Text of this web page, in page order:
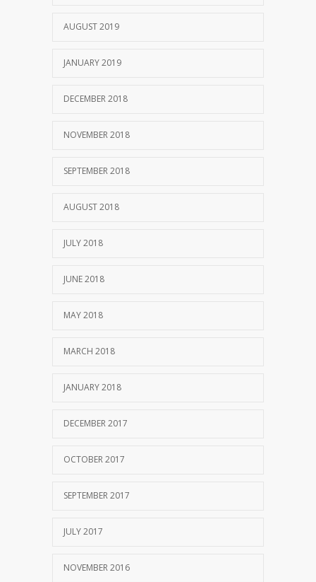
AUGUST 2019
JANUARY 2019
DECEMBER 2018
NOVEMBER 2018
SEPTEMBER 2018
AUGUST 2018
JULY 2018
JUNE 2018
MAY 2018
MARCH 2018
JANUARY 2018
DECEMBER 2017
OCTOBER 2017
SEPTEMBER 2017
JULY 2017
NOVEMBER 2016